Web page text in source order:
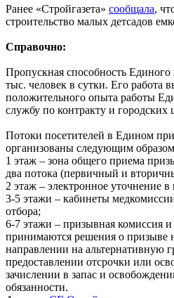
Ранее «Стройгазета» сообщала,
строительство малых детсадов
Справочно:
Пропускная способность
тыс. человек в сутки. Его работа
положительного опыта работы
службу по контракту и
Потоки посетителей в Едином
организованы следующим
1 этаж – зона общего приема
два потока (первичный и
2 этаж – электронное уточнение
3-5 этажи – кабинеты
отбора;
6-7 этажи – призывная комиссия
принимаются решения о призыве
направлении на альтернативную
предоставлении отсрочки или
зачислении в запас и
обязанности.